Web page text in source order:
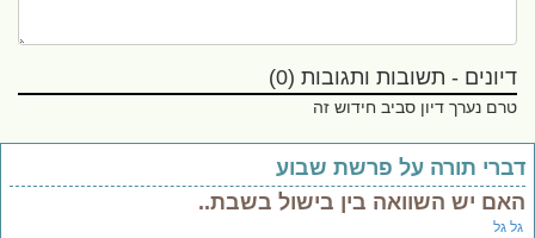
דיונים - תשובות ותגובות (0)
טרם נערך דיון סביב חידוש זה
תורה על פרשת שבוע
יש השוואה בין בישול בשבת..
גל